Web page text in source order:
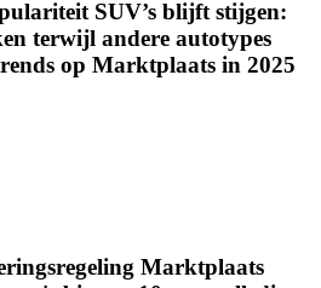
SUV’s blijft stijgen:
terwijl andere autotypes
op Marktplaats in 2025
Marktplaats